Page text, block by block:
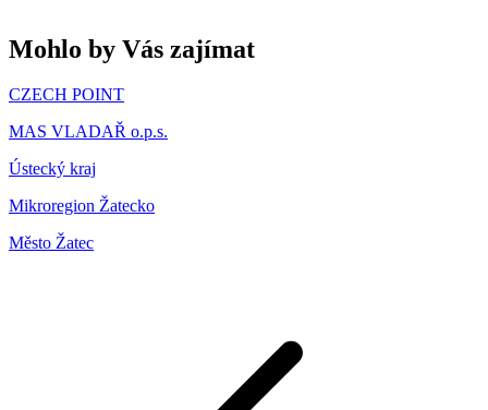
Mohlo by Vás zajímat
CZECH POINT
MAS VLADAŘ o.p.s.
Ústecký kraj
Mikroregion Žatecko
Město Žatec